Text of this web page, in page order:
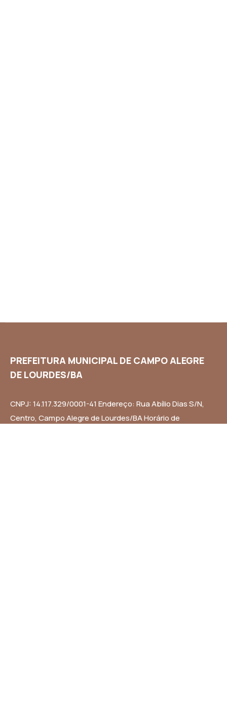
PREFEITURA MUNICIPAL DE CAMPO ALEGRE
DE LOURDES/BA
CNPJ: 14.117.329/0001-41 Endereço: Rua Abílio Dias S/N,
Centro, Campo Alegre de Lourdes/BA Horário de